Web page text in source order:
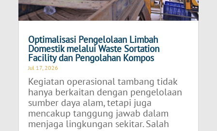
Optimalisasi Pengelolaan Limbah
Domestik melalui Waste Sortation
Facility dan Pengolahan Kompos
Jul 17, 2026
Kegiatan operasional tambang tidak
hanya berkaitan dengan pengelolaan
sumber daya alam, tetapi juga
mencakup tanggung jawab dalam
menjaga lingkungan sekitar. Salah